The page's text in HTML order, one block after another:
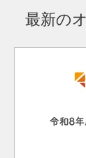
最新の